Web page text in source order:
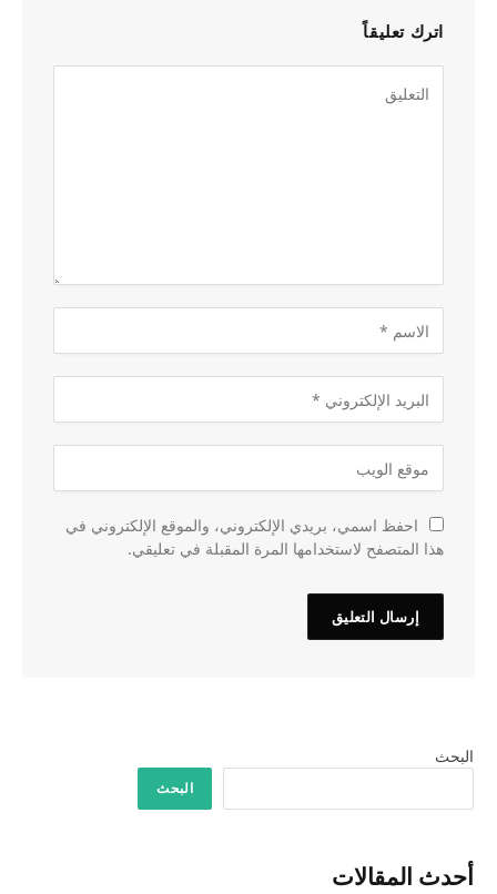
اترك تعليقاً
احفظ اسمي، بريدي الإلكتروني، والموقع الإلكتروني في
هذا المتصفح لاستخدامها المرة المقبلة في تعليقي.
البحث
البحث
أحدث المقالات